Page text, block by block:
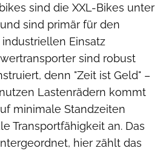
sind die XXL-Bikes unter
sind primär für den
Einsatz
sind robust
denn "Zeit ist Geld" –
Lastenrädern kommt
minimale Standzeiten
Transportfähigkeit an. Das
hier zählt das